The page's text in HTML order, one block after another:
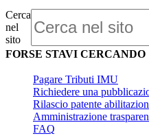
Cerca
nel
sito
FORSE STAVI CERCANDO
Pagare Tributi IMU
Richiedere una
Rilascio patente
Amministrazione
FAQ